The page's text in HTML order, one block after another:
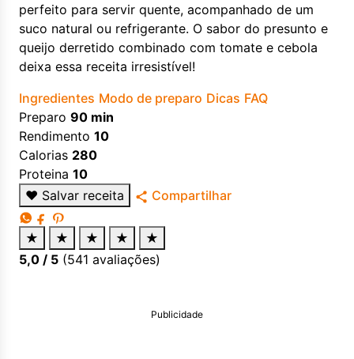
perfeito para servir quente, acompanhado de um
suco natural ou refrigerante. O sabor do presunto e
queijo derretido combinado com tomate e cebola
deixa essa receita irresistível!
Ingredientes Modo de preparo Dicas FAQ
Preparo 90 min
Rendimento 10
Calorias 280
Proteina 10
♥ Salvar receita Compartilhar
★ ★ ★ ★
★
5,0 / 5 (541 avaliações)
Publicidade